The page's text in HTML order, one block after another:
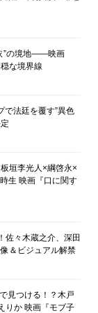
”の境地――映画
な境界線
法廷を覆す”異色
垣李光人×綱啓永×
生 映画『口に関す
佐々木蔵之介、深田
＆ビジュアル解禁
見つける！？木戸
りか 映画『モブ子